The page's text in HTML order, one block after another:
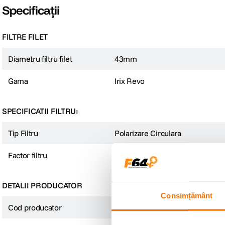
Consimțământ
Specificații
FILTRE FILET
Diametru filtru filet 43mm
Gama Irix Revo
SPECIFICATII FILTRU:
Tip Filtru Polarizare Circulara
Factor filtru
DETALII PRODUCATOR
Cod producator IFRV-CPL-43